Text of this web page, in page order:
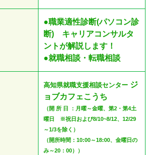
●職業適性診断(パソコン診
断) キャリアコンサルタ
ントが解説します！
●就職相談・転職相談
高知県就職支援相談センター ジ
ョブカフェこうち
（開 所 日 ：月曜～金曜、第2・第4土
曜日 ※祝日および8/10~8/12、12/29
～1/3を除く）
（開所時間：10:00～18:00、金曜日の
み～20：00））